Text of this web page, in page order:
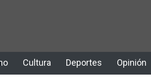
Cultura Deportes Opinión